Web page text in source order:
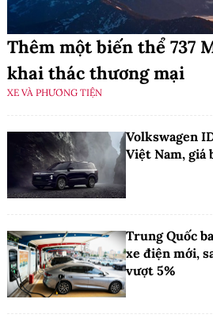
Thêm một biến thể 737
khai thác thương mại
XE VÀ PHƯƠNG TIỆN
Volkswagen
Việt Nam, giá
Trung Quốc
xe điện mới,
vượt 5%